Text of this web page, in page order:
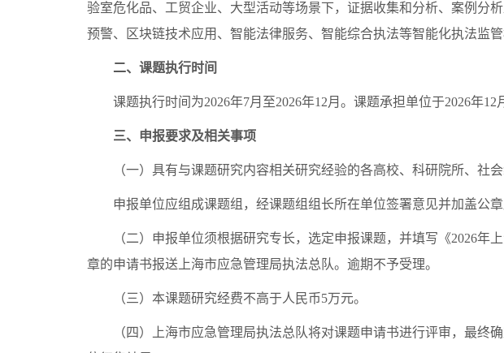
验室危化品、工贸企业、大型活动等场景下，证据收集和分析、案例分
预警、区块链技术应用、智能法律服务、智能综合执法等智能化执法监
二、课题执行时间
课题执行时间为2026年7月至2026年12月。课题承担单位于2026年12
三、申报要求及相关事项
（一）具有与课题研究内容相关研究经验的各高校、科研院所、社会
申报单位应组成课题组，经课题组组长所在单位签署意见并加盖公章
（二）申报单位须根据研究专长，选定申报课题，并填写《2026年上
章的申请书报送上海市应急管理局执法总队。逾期不予受理。
（三）本课题研究经费不高于人民币5万元。
（四）上海市应急管理局执法总队将对课题申请书进行评审，最终